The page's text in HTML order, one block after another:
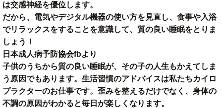
は交感神経を優位します。
だから、電気やデジタル機器の使い方を見直し、食事や入浴
でリラックスをすることを意識して、質の良い睡眠をとりま
しょう！
日本成人病予防協会fbより
子供のうちから質の良い睡眠が、その子の人生もかえてしま
う原因でもあります。生活習慣のアドバイスは私たちカイロ
プラクターのお仕事です。歪みを整えるだけでなく、身体の
不調の原因がわかると毎日が楽しくなります。